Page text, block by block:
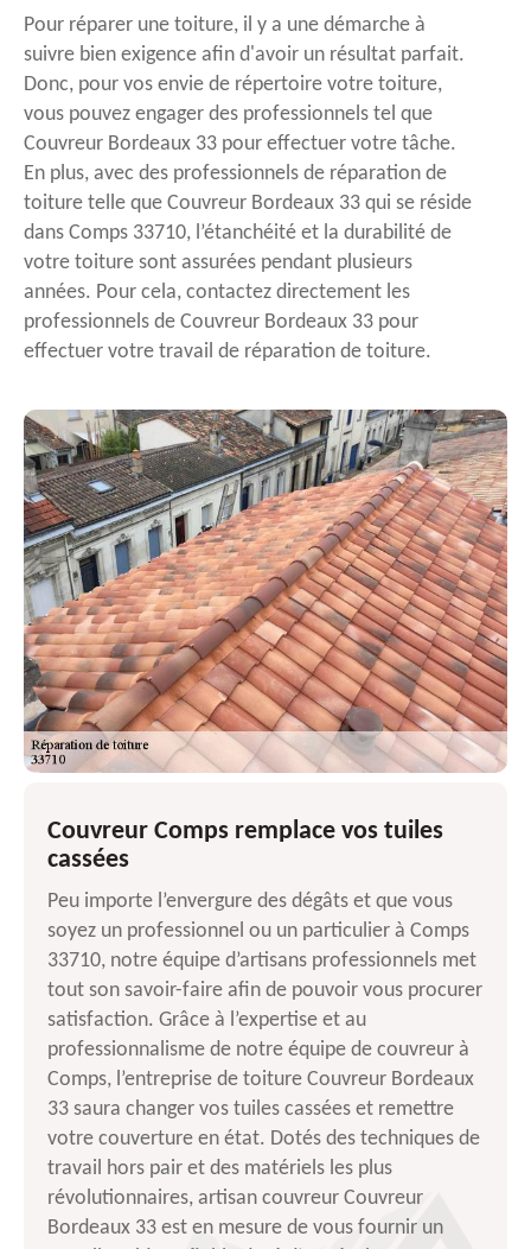
Pour réparer une toiture, il y a une démarche à
suivre bien exigence afin d'avoir un résultat parfait.
Donc, pour vos envie de répertoire votre toiture,
vous pouvez engager des professionnels tel que
Couvreur Bordeaux 33 pour effectuer votre tâche.
En plus, avec des professionnels de réparation de
toiture telle que Couvreur Bordeaux 33 qui se réside
dans Comps 33710, l’étanchéité et la durabilité de
votre toiture sont assurées pendant plusieurs
années. Pour cela, contactez directement les
professionnels de Couvreur Bordeaux 33 pour
effectuer votre travail de réparation de toiture.
Couvreur Comps remplace vos tuiles
cassées
Peu importe l’envergure des dégâts et que vous
soyez un professionnel ou un particulier à Comps
33710, notre équipe d’artisans professionnels met
tout son savoir-faire afin de pouvoir vous procurer
satisfaction. Grâce à l’expertise et au
professionnalisme de notre équipe de couvreur à
Comps, l’entreprise de toiture Couvreur Bordeaux
33 saura changer vos tuiles cassées et remettre
votre couverture en état. Dotés des techniques de
travail hors pair et des matériels les plus
révolutionnaires, artisan couvreur Couvreur
Bordeaux 33 est en mesure de vous fournir un